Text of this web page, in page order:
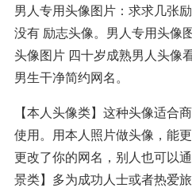
男人专用头像图片：求求几张
没有 励志头像。男人专用头像
头像图片 四十岁成熟男人头像
男生干净简约网名。
【本人头像类】这种头像适合
使用。用本人照片做头像，能
更改了你的网名，别人也可以
景类】多为成功人士或者热爱旅